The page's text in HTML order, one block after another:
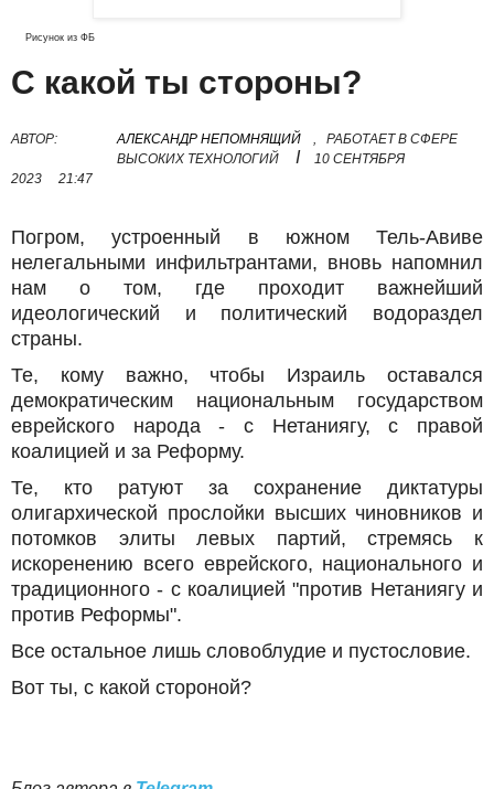
Рисунок из ФБ
С какой ты стороны?
АВТОР: АЛЕКСАНДР НЕПОМНЯЩИЙ ,
РАБОТАЕТ В СФЕРЕ
ВЫСОКИХ ТЕХНОЛОГИЙ
I
10 СЕНТЯБРЯ
2023
21:47
Погром, устроенный в южном Тель-Авиве
нелегальными инфильтрантами, вновь напомнил
нам о том, где проходит важнейший
идеологический и политический водораздел
страны.
Те, кому важно, чтобы Израиль оставался
демократическим национальным государством
еврейского народа - с Нетаниягу, с правой
коалицией и за Реформу.
Те, кто ратуют за сохранение диктатуры
олигархической прослойки высших чиновников и
потомков элиты левых партий, стремясь к
искоренению всего еврейского, национального и
традиционного - с коалицией "против Нетаниягу и
против Реформы".
Все остальное лишь словоблудие и пустословие.
Вот ты, с какой стороной?